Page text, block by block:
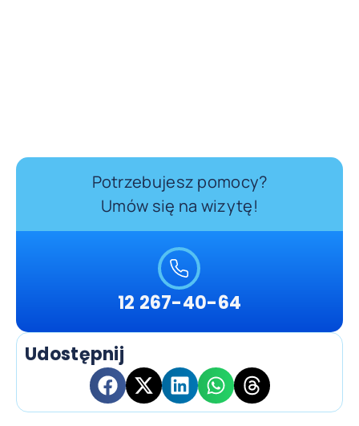
Potrzebujesz pomocy?
Umów się na wizytę!
12 267-40-64
Udostępnij